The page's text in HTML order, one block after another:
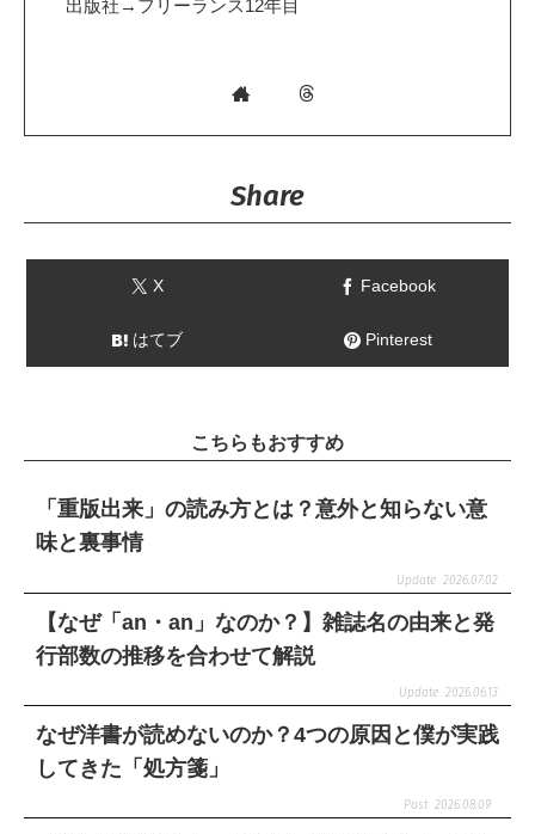
出版社→フリーランス12年目
Share
X Facebook
はてブ Pinterest
こちらもおすすめ
「重版出来」の読み方とは？意外と知らない意
味と裏事情
2026.07.02
【なぜ「an・an」なのか？】雑誌名の由来と発
行部数の推移を合わせて解説
2026.06.13
なぜ洋書が読めないのか？4つの原因と僕が実践
してきた「処方箋」
2026.08.09